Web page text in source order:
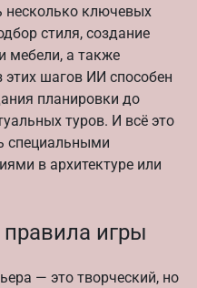
несколько ключевых
стиля, создание
мебели, а также
шагов ИИ способен
планировки до
туров. И всё это
специальными
в архитектуре или
игры
— это творческий, но